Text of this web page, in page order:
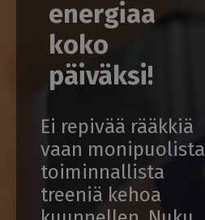
energiaa
koko
päiväksi!
Ei repivää rääkkiä
vaan monipuolista
toiminnallista
treeniä kehoa